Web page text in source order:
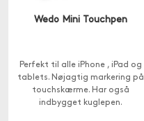
Wedo Mini Touchpen
Perfekt til alle iPhone , iPad og
tablets. Nøjagtig markering på
touchskærme. Har også
indbygget kuglepen.